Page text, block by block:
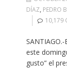
DÍAZ, PEDRO
10,179
este
gusto” el